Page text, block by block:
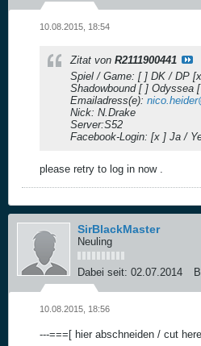
10.08.2015, 18:54
Zitat von R2111900441
Spiel / Game: [ ] DK / DP
Shadowbound [ ] Odyssea
Emailadress(e):
Nick: N.Drake
Server:S52
Facebook-Login: [x ] Ja /
please retry to log in now .
SirBlackMaster
Neuling
Dabei seit: 02.07.2014
10.08.2015, 18:56
---===[ hier abschneiden / cut